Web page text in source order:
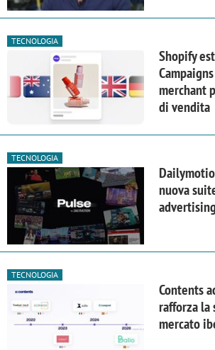
TECNOLOGIA
Shopify
merchant
di vendita
TECNOLOGIA
nuova
TECNOLOGIA
Contents
rafforza la
mercato